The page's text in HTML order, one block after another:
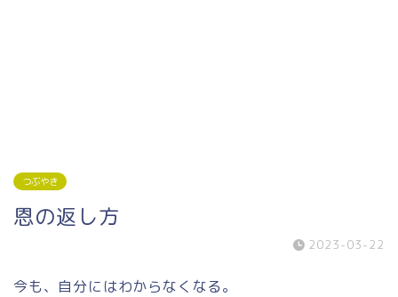
つぶやき
恩の返し方
2023-03-22
今も、自分にはわからなくなる。